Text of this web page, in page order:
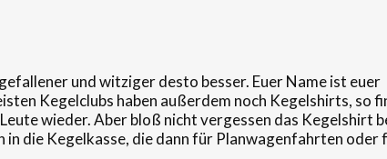
und witziger desto besser. Euer Name ist euer
Kegelclubs haben außerdem noch Kegelshirts, so
wieder. Aber bloß nicht vergessen das Kegelshirt
in die Kegelkasse, die dann für Planwagenfahrten oder